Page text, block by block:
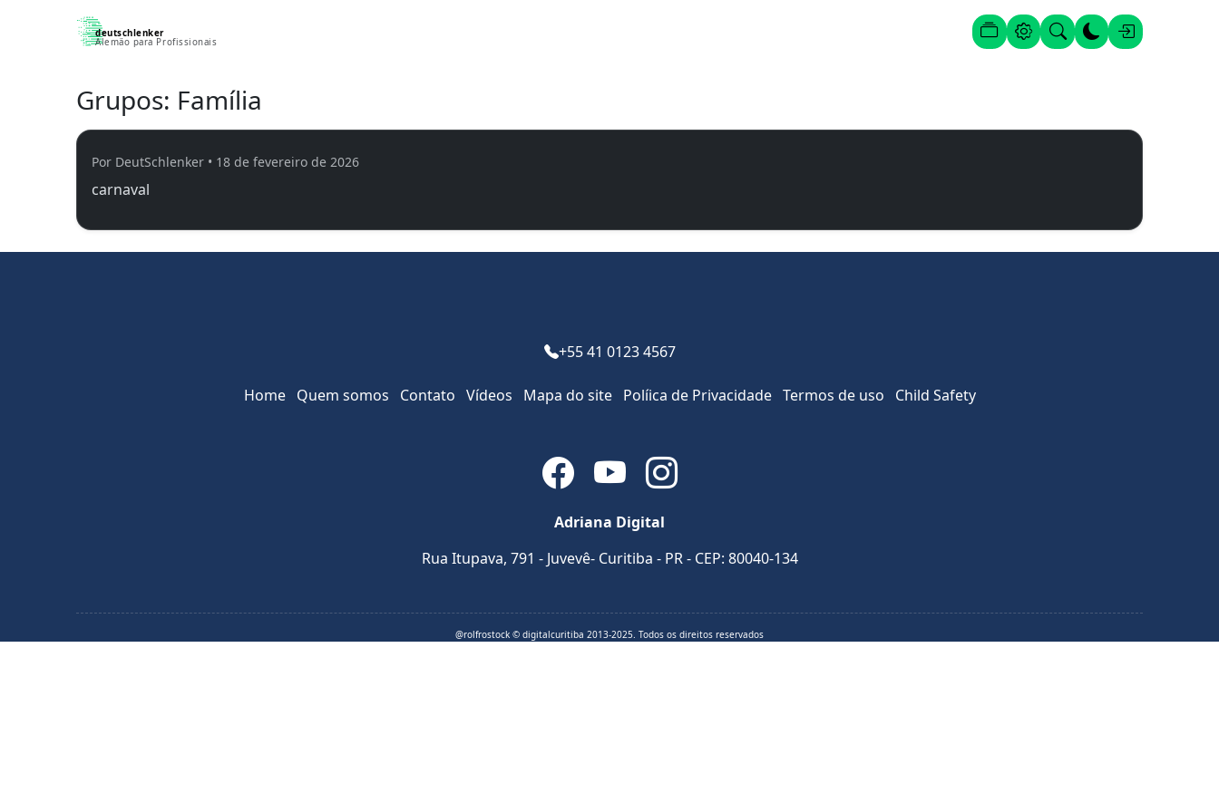
deutschlenker
Alemão para Profissionais
Posts
Configurações
ProcuraAlternar tema
Entrar
Grupos: Família
Por DeutSchlenker • 18 de fevereiro de 2026
carnaval
+55 41 0123 4567
Home Quem somos Contato Vídeos Mapa do site Pol­íica de Privacidade Termos de uso Child Safety
Adriana Digital
Rua Itupava, 791 - Juvevê- Curitiba - PR - CEP: 80040-134
@rolfrostock © digitalcuritiba 2013-2025. Todos os direitos reservados